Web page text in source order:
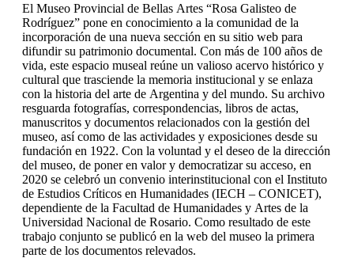
El Museo Provincial de Bellas Artes “Rosa Galisteo de
Rodríguez” pone en conocimiento a la comunidad de la
incorporación de una nueva sección en su sitio web para
difundir su patrimonio documental. Con más de 100 años de
vida, este espacio museal reúne un valioso acervo histórico y
cultural que trasciende la memoria institucional y se enlaza
con la historia del arte de Argentina y del mundo. Su archivo
resguarda fotografías, correspondencias, libros de actas,
manuscritos y documentos relacionados con la gestión del
museo, así como de las actividades y exposiciones desde su
fundación en 1922. Con la voluntad y el deseo de la dirección
del museo, de poner en valor y democratizar su acceso, en
2020 se celebró un convenio interinstitucional con el Instituto
de Estudios Críticos en Humanidades (IECH – CONICET),
dependiente de la Facultad de Humanidades y Artes de la
Universidad Nacional de Rosario. Como resultado de este
trabajo conjunto se publicó en la web del museo la primera
parte de los documentos relevados.